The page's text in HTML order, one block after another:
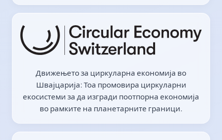
Движењето за циркуларна економија во
Швајцарија: Тоа промовира циркуларни
екосистеми за да изгради поотпорна економија
во рамките на планетарните граници.